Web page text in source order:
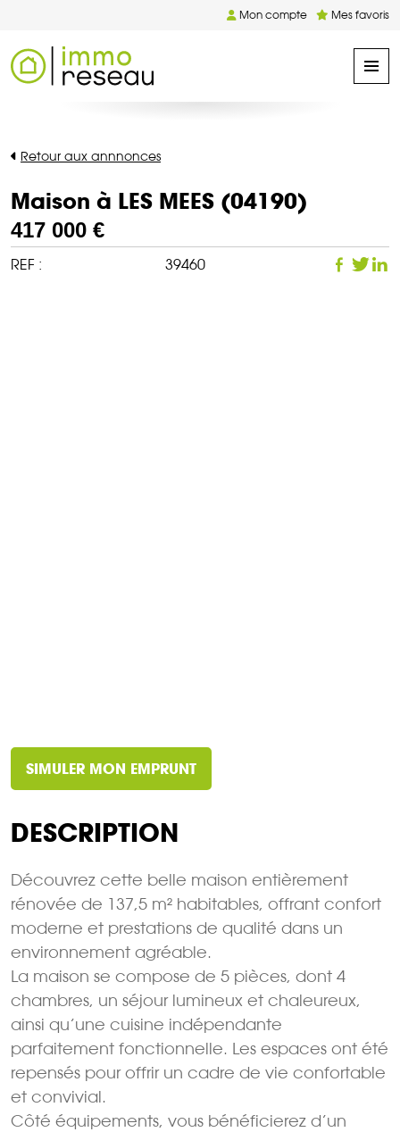
Mon compte Mes favoris
Retour aux annnonces
Maison à LES MEES (04190)
417 000 €
REF : 39460
SIMULER MON EMPRUNT
DESCRIPTION
Découvrez cette belle maison entièrement
rénovée de 137,5 m² habitables, offrant confort
moderne et prestations de qualité dans un
environnement agréable.
La maison se compose de 5 pièces, dont 4
chambres, un séjour lumineux et chaleureux,
ainsi qu’une cuisine indépendante
parfaitement fonctionnelle. Les espaces ont été
repensés pour offrir un cadre de vie confortable
et convivial.
Côté équipements, vous bénéficierez d’un